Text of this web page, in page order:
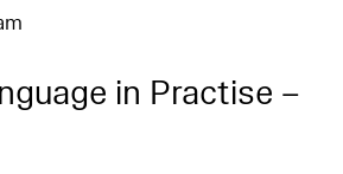
in Practise –